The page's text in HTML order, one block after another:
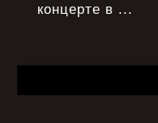
концерте в ...